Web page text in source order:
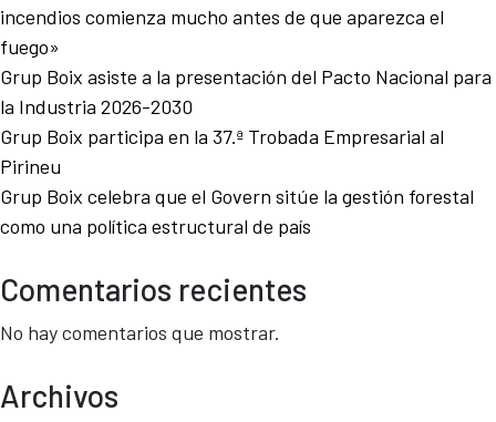
incendios comienza mucho antes de que aparezca el
fuego»
Grup Boix asiste a la presentación del Pacto Nacional para
la Industria 2026-2030
Grup Boix participa en la 37.ª Trobada Empresarial al
Pirineu
Grup Boix celebra que el Govern sitúe la gestión forestal
como una política estructural de país
Comentarios recientes
No hay comentarios que mostrar.
Archivos